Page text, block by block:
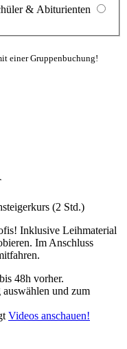
& Abiturienten
einer Gruppenbuchung!
(2 Std.)
Inklusive Leihmaterial
Im Anschluss
48h vorher.
und zum
Videos anschauen!